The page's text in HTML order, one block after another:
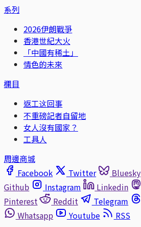
系列
2026伊朗戰爭
香港世紀大火
「中國有稀土」
情色的未來
欄目
返工这回事
不重磅記者自留地
女人沒有國家？
工具人
周邊商城
Facebook
Twitter Bluesky
Github
Instagram Linkedin
Pinterest
Reddit Telegram
Whatsapp
Youtube
RSS